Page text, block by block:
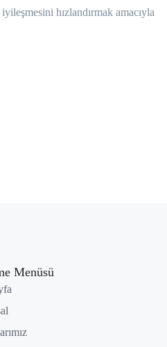
hızlandırmak amacıyla
Menüsü